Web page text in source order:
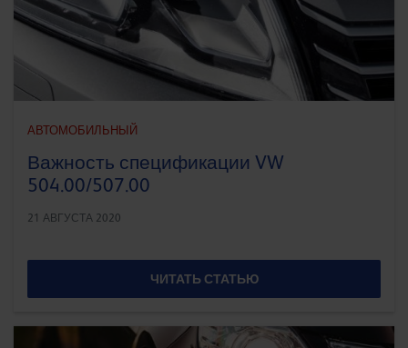
АВТОМОБИЛЬНЫЙ
Важность спецификации VW
504.00/507.00
21 АВГУСТА 2020
ЧИТАТЬ СТАТЬЮ